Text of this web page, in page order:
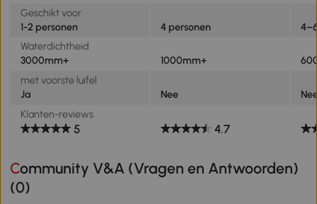
Geschikt voor
1-2 personen
4 personen
Waterdichtheid
3000mm+
1000mm+
met voorste luifel
Ja
Nee
Klanten-reviews
5 4.7
Community V&A (Vragen en Antwoorden)
(0)